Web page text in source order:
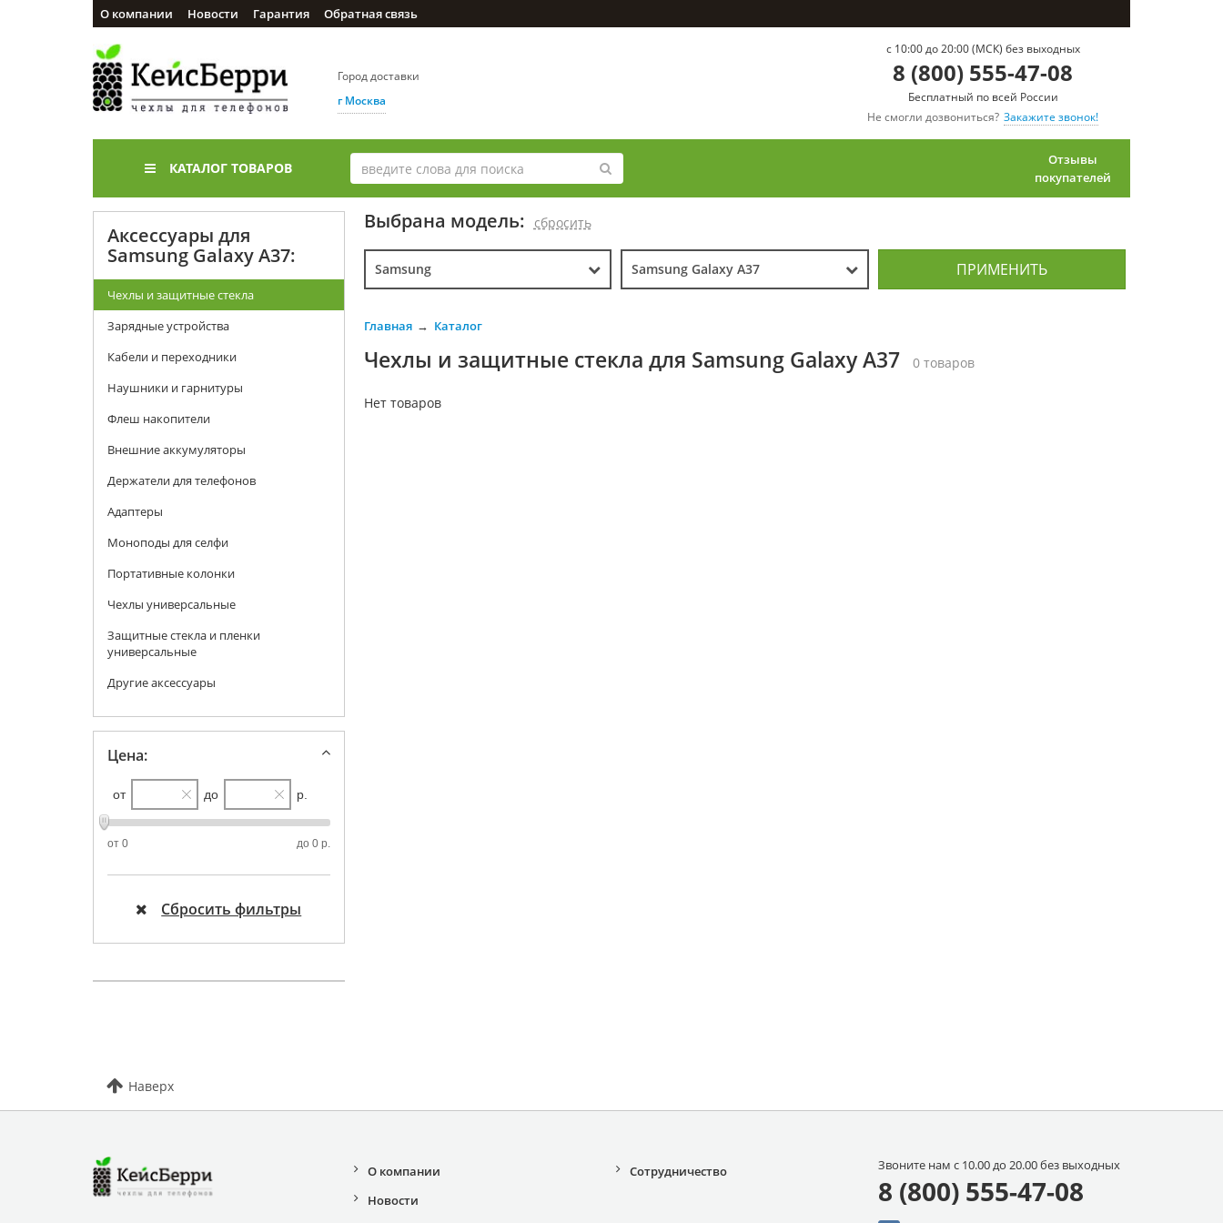
О компании Новости Гарантия Обратная связь
Город доставки
г Москва
c 10:00 до 20:00 (МСК) без выходных
8 (800) 555-47-08
Бесплатный по всей России
Не смогли дозвониться? Закажите звонок!
КАТАЛОГ ТОВАРОВ
Отзывы
покупателей
Аксессуары для
Samsung Galaxy A37:
Чехлы и защитные стекла
Зарядные устройства
Кабели и переходники
Наушники и гарнитуры
Флеш накопители
Внешние аккумуляторы
Держатели для телефонов
Адаптеры
Моноподы для селфи
Портативные колонки
Чехлы универсальные
Защитные стекла и пленки
универсальные
Другие аксессуары
Цена:
от до р.
от 0 до 0 р.
Сбросить фильтры
Выбрана модель: cбросить
Samsung Samsung Galaxy A37 ПРИМЕНИТЬ
Главная Каталог
Чехлы и защитные стекла для Samsung Galaxy A37 0 товаров
Нет товаров
Наверх
О компании
Новости
Сотрудничество Звоните нам с 10.00 до 20.00 без выходных
8 (800) 555-47-08